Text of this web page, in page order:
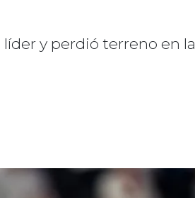
líder y perdió terreno en la